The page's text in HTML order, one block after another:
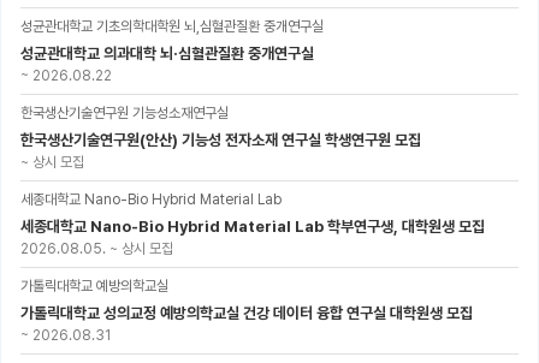
성균관대학교 기초의학대학원 뇌,심혈관질환 중개연구실
성균관대학교 의과대학 뇌·심혈관질환 중개연구실
~ 2026.08.22
한국생산기술연구원 기능성소재연구실
한국생산기술연구원(안산) 기능성 전자소재 연구실 학생연구원 모집
~ 상시 모집
세종대학교 Nano-Bio Hybrid Material Lab
세종대학교 Nano-Bio Hybrid Material Lab 학부연구생, 대학원생 모집
2026.08.05. ~ 상시 모집
가톨릭대학교 예방의학교실
가톨릭대학교 성의교정 예방의학교실 건강 데이터 융합 연구실 대학원생 모집
~ 2026.08.31